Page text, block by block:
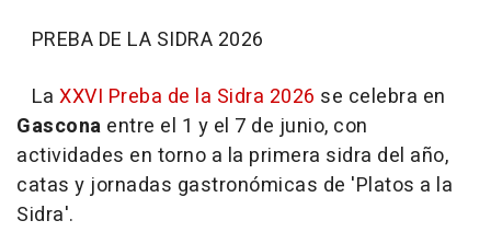
PREBA DE LA SIDRA 2026
La XXVI Preba de la Sidra 2026 se celebra en
Gascona entre el 1 y el 7 de junio, con
actividades en torno a la primera sidra del año,
catas y jornadas gastronómicas de 'Platos a la
Sidra'.